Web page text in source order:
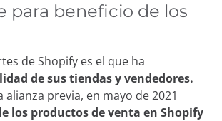
para beneficio de los
de Shopify es el que ha
de sus tiendas y vendedores.
previa, en mayo de 2021
los productos de venta en Shopify
Configuración de cookies